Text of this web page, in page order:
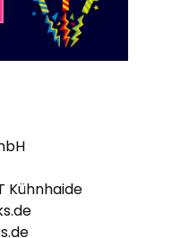
Kühnhaide